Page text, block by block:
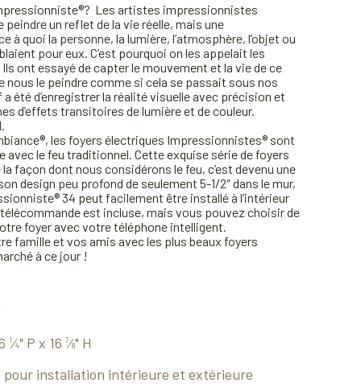
Les artistes impressionnistes
peindre un reflet de la vie réelle, mais une
à quoi la personne, la lumière, l’atmosphère, l’objet ou
pour eux. C’est pourquoi on les appelait les
ont essayé de capter le mouvement et la vie de ce
nous le peindre comme si cela se passait sous nos
été d’enregistrer la réalité visuelle avec précision et
d’effets transitoires de lumière et de couleur.
les foyers électriques Impressionnistes® sont
avec le feu traditionnel. Cette exquise série de foyers
façon dont nous considérons le feu, c’est devenu une
design peu profond de seulement 5-1/2″ dans le mur,
34 peut facilement être installé à l’intérieur
télécommande est incluse, mais vous pouvez choisir de
foyer avec votre téléphone intelligent.
famille et vos amis avec les plus beaux foyers
à ce jour !
1⁄4" P x 16 7⁄8" H
pour installation intérieure et extérieure